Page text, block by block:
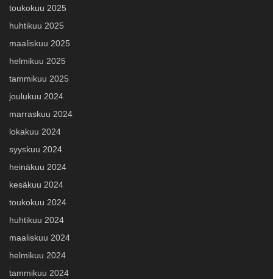
toukokuu 2025
huhtikuu 2025
maaliskuu 2025
helmikuu 2025
tammikuu 2025
joulukuu 2024
marraskuu 2024
lokakuu 2024
syyskuu 2024
heinäkuu 2024
kesäkuu 2024
toukokuu 2024
huhtikuu 2024
maaliskuu 2024
helmikuu 2024
tammikuu 2024